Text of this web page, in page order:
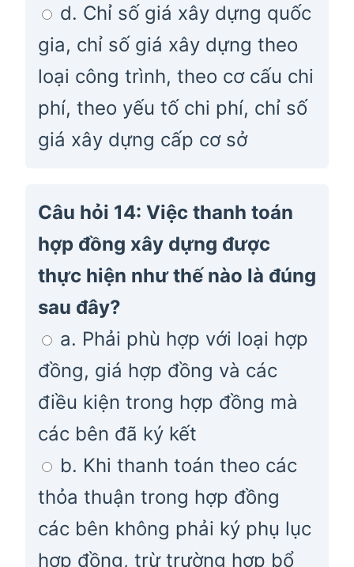
d. Chỉ số giá xây dựng quốc
gia, chỉ số giá xây dựng theo
loại công trình, theo cơ cấu chi
phí, theo yếu tố chi phí, chỉ số
giá xây dựng cấp cơ sở
Câu hỏi 14: Việc thanh toán
hợp đồng xây dựng được
thực hiện như thế nào là đúng
sau đây?
a. Phải phù hợp với loại hợp
đồng, giá hợp đồng và các
điều kiện trong hợp đồng mà
các bên đã ký kết
b. Khi thanh toán theo các
thỏa thuận trong hợp đồng
các bên không phải ký phụ lục
hợp đồng, trừ trường hợp bổ